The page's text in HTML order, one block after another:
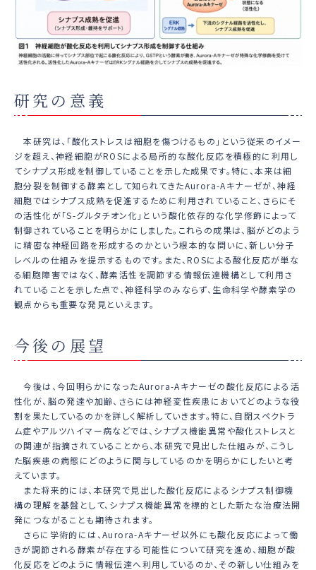
研究の意義
本研究は、「酸化ストレスは細胞を傷つけるもの」という従来のイメー
ジを超え、神経細胞がROSによる局所的な酸化反応を積極的に利用し
てシナプス形成を制御していることを示した成果です。特に、本来は細
胞分裂を制御する酵素として知られてきたAurora-Aキナーゼが、神経
細胞ではシナプス成熟を促進するために利用されていること、さらにそ
の活性化が「S-グルタチオン化」という酸化依存的な化学修飾によって
制御されていることを明らかにしました。これらの成果は、脳がどのよう
に精密な神経回路を形成するのかという根本的な問いに、新しい分子
レベルの仕組みを提示するものです。また、ROSによる酸化反応が単な
る細胞障害ではなく、酵素活性を調節する情報伝達機構として利用さ
れていることを示した点で、神経科学のみならず、生命科学や酵素学の
観点からも重要な発見といえます。
今後の展望
今後は、今回明らかになったAurora-Aキナーゼの酸化反応による活
性化が、脳の発達や加齢、さらには神経変性疾患においてどのような役
割を果たしているのかを詳しく解析していきます。特に、自閉スペクトラ
ム症やアルツハイマー病などでは、シナプス機能異常や酸化ストレスと
の関連が指摘されていることから、本研究で見出した仕組みが、こうし
た脳疾患の病態にどのように関与しているのかを明らかにしたいと考
えています。
また将来的には、本研究で見出した酸化反応によるシナプス制御機
構の理解を基盤として、シナプス機能異常を標的とした新たな治療法開
発につながることも期待されます。
さらに学術的には、Aurora-Aキナーゼ以外にも酸化反応によって働
きが調節される酵素が存在する可能性について研究を進め、細胞が酸
化反応をどのように情報伝達へ利用しているのか、その新しい仕組みを